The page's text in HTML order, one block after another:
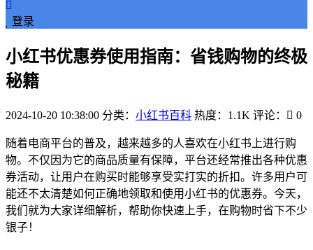
登录
小红书优惠券使用指南：省钱购物的终极
秘籍
2024-10-20 10:38:00 分类： 小红书百科 热度：1.1K 评论： 0
随着电商平台的普及，越来越多的人喜欢在小红书上进行购
物。不仅因为它的商品质量有保障，平台还经常推出各种优惠
券活动，让用户在购买时能够享受实打实的折扣。许多用户可
能还不太清楚如何正确地领取和使用小红书的优惠券。今天，
我们就为大家详细解析，帮助你快速上手，在购物时省下不少
银子！